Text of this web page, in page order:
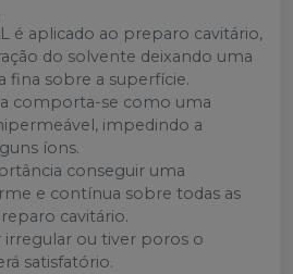
é aplicado ao preparo cavitário,
do solvente deixando uma
fina sobre a superfície.
comporta-se como uma
impedindo a
íons.
conseguir uma
e contínua sobre todas as
cavitário.
irregular ou tiver poros o
satisfatório.